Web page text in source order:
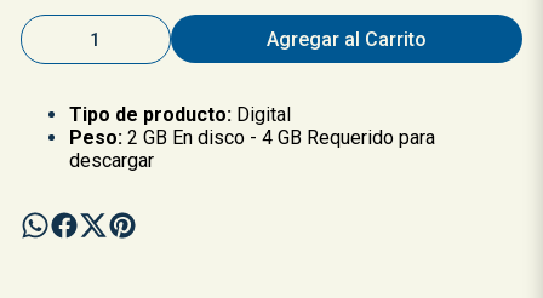
Agregar al Carrito
Tipo de producto: Digital
Peso: 2 GB En disco - 4 GB Requerido para
descargar